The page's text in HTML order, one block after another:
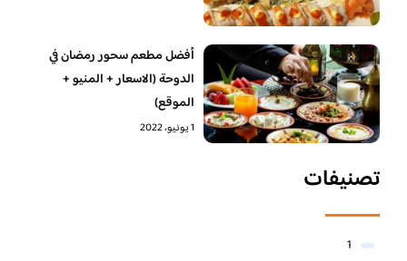
أفضل مطعم سحور رمضان في
الدوحة (الاسعار + المنيو +
الموقع)
1 يونيو، 2022
تصنيفات
1